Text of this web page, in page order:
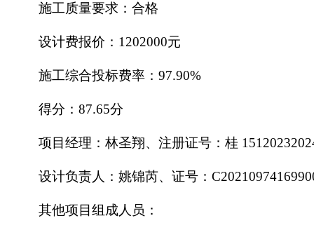
施工质量要求：合格
设计费报价： 1202000元
施工综合投标费率： 97.90%
得分： 87.65分
项目经理：林圣翔、注册证号：桂
设计负责人：姚锦芮、证号：
其他项目组成人员：